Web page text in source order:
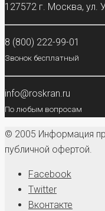
127572 г. Москва, ул.
8 (800) 222-99-01
Звонок бесплатный
info@roskran.ru
По любым вопросам
© 2005 Информация
публичной офертой.
Facebook
Twitter
Вконтакте